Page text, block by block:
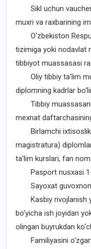
Sikl uchun vaucher
muxri va raxbarining
O‘zbekiston
tizimiga yoki nodavlat
tibbiyot muassasasi
Oliy tibbiy ta’lim
diplomning kadrlar
Tibbiy
mexnat
Birlamchi ixtisoslik
magistratura)
ta’lim kurslari, fan
Pasport nusxasi 1-
Sayoxat
Kasbiy rivojlanish
bo‘yicha ish joyidan
olingan buyrukdan
Familiyasini